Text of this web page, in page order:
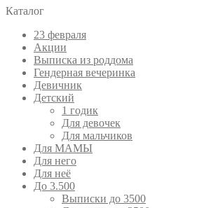
Каталог
23 февраля
Акции
Выписка из роддома
Гендерная вечеринка
Девичник
Детский
1 годик
Для девочек
Для мальчиков
Для МАМЫ
Для него
Для неё
До 3.500
Выписки до 3500